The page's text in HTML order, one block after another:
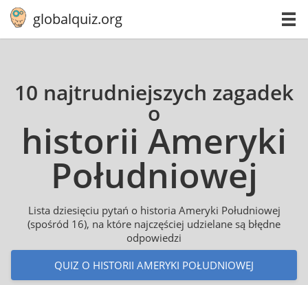
globalquiz.org
10 najtrudniejszych zagadek
o
historii Ameryki
Po­łu­dnio­wej
Lista dziesięciu pytań o historia Ameryki Południowej
(spośród 16), na które najczęściej udzielane są błędne
odpowiedzi
QUIZ O HISTORII AMERYKI POŁUDNIOWEJ